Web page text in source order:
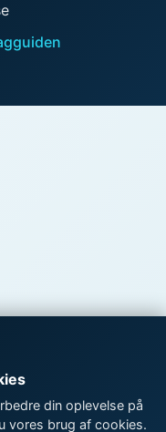
din oplevelse på
vores brug af cookies.